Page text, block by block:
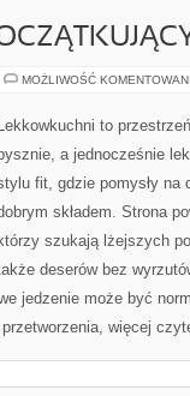
MOŻLIWOŚĆ
Lekkowkuchni to
a jednocześnie
fit, gdzie pomysły na
składem. Strona
którzy szukają lżejszych
deserów bez
jedzenie może być
więcej